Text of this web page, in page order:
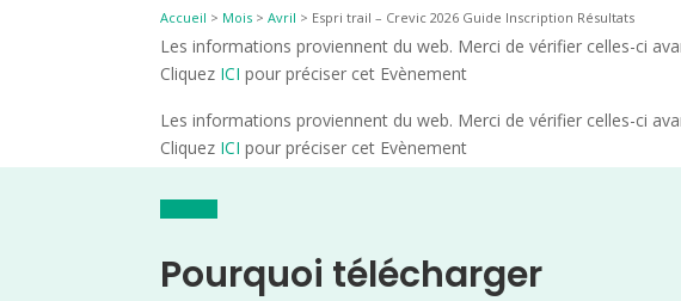
Accueil > Mois >Avril > Espri trail – Crevic 2026 Guide Inscription Résultats
Les informations proviennent du web. Merci de vérifier celles-ci
Cliquez ICI pour préciser cet Evènement
Les informations proviennent du web. Merci de vérifier celles-ci
Cliquez ICI pour préciser cet Evènement
Pourquoi télécharger